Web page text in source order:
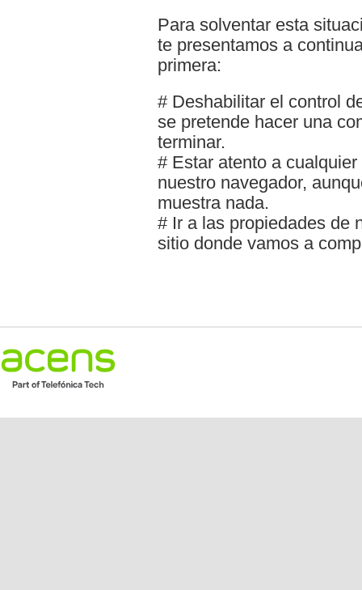
Para solventar esta
te presentamos a
primera:
# Deshabilitar el control
se pretende hacer una
terminar.
# Estar atento a
nuestro navegador,
muestra nada.
# Ir a las propiedades de
sitio donde vamos a